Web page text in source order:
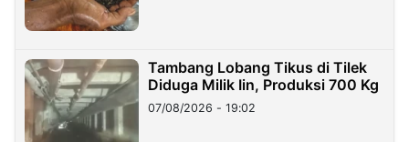
Tambang Lobang Tikus di Tilek
Diduga Milik Iin, Produksi 700 Kg
07/08/2026 - 19:02